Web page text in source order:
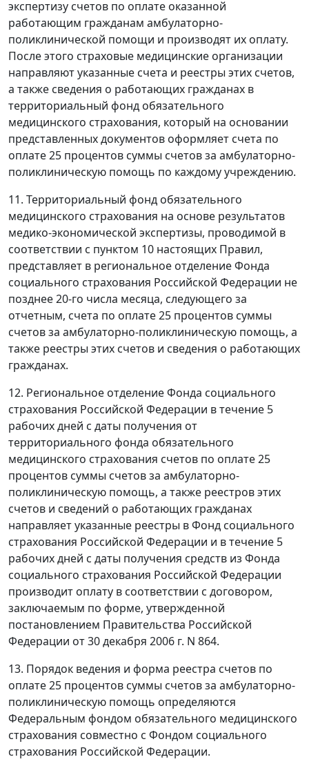
экспертизу счетов по оплате оказанной
работающим гражданам амбулаторно-
поликлинической помощи и производят их оплату.
После этого страховые медицинские организации
направляют указанные счета и реестры этих счетов,
а также сведения о работающих гражданах в
территориальный фонд обязательного
медицинского страхования, который на основании
представленных документов оформляет счета по
оплате 25 процентов суммы счетов за амбулаторно-
поликлиническую помощь по каждому учреждению.
11. Территориальный фонд обязательного
медицинского страхования на основе результатов
медико-экономической экспертизы, проводимой в
соответствии с пунктом 10 настоящих Правил,
представляет в региональное отделение Фонда
социального страхования Российской Федерации не
позднее 20-го числа месяца, следующего за
отчетным, счета по оплате 25 процентов суммы
счетов за амбулаторно-поликлиническую помощь, а
также реестры этих счетов и сведения о работающих
гражданах.
12. Региональное отделение Фонда социального
страхования Российской Федерации в течение 5
рабочих дней с даты получения от
территориального фонда обязательного
медицинского страхования счетов по оплате 25
процентов суммы счетов за амбулаторно-
поликлиническую помощь, а также реестров этих
счетов и сведений о работающих гражданах
направляет указанные реестры в Фонд социального
страхования Российской Федерации и в течение 5
рабочих дней с даты получения средств из Фонда
социального страхования Российской Федерации
производит оплату в соответствии с договором,
заключаемым по форме, утвержденной
постановлением Правительства Российской
Федерации от 30 декабря 2006 г. N 864.
13. Порядок ведения и форма реестра счетов по
оплате 25 процентов суммы счетов за амбулаторно-
поликлиническую помощь определяются
Федеральным фондом обязательного медицинского
страхования совместно с Фондом социального
страхования Российской Федерации.